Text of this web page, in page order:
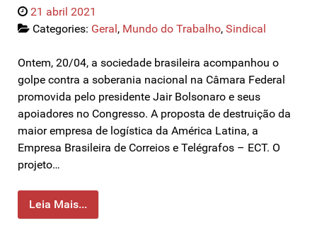
21 abril 2021
Categories: Geral, Mundo do Trabalho, Sindical
Ontem, 20/04, a sociedade brasileira acompanhou o
golpe contra a soberania nacional na Câmara Federal
promovida pelo presidente Jair Bolsonaro e seus
apoiadores no Congresso. A proposta de destruição da
maior empresa de logística da América Latina, a
Empresa Brasileira de Correios e Telégrafos – ECT. O
projeto…
Leia Mais...